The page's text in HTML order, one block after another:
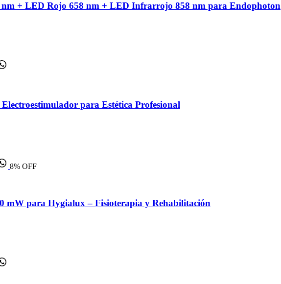
+ LED Rojo 658 nm + LED Infrarrojo 858 nm para Endophoton
para Estética Profesional
8% OFF
mW para Hygialux – Fisioterapia y Rehabilitación